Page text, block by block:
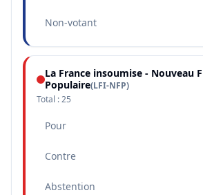
Non-votant
La France insoumise - Nouveau
Populaire(LFI-NFP)
Total :25
Pour
Contre
Abstention